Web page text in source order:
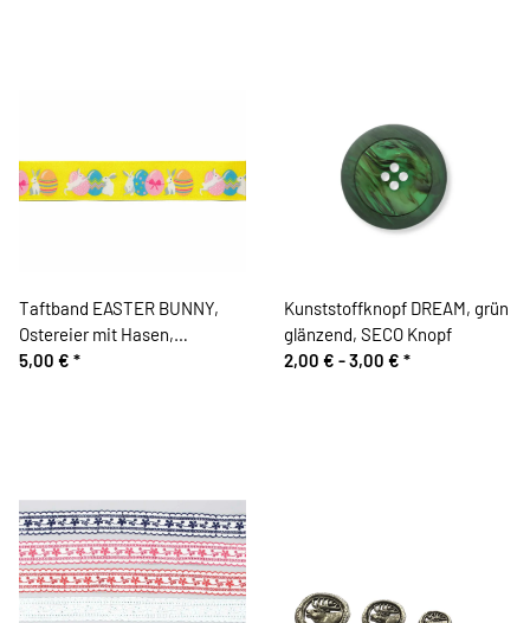
Taftband EASTER BUNNY,
Ostereier mit Hasen,
bedruckt, Berisfords
5,00 € *
Kunststoffknopf DREAM, grün
glänzend, SECO Knopf
2,00 € -3,00 € *